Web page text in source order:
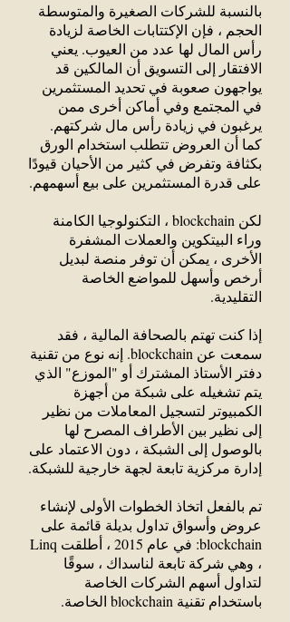
بالنسبة للشركات الصغيرة والمتوسطة
الحجم ، فإن الإكتتابات الخاصة لزيادة
رأس المال لها عدد من العيوب. يعني
الافتقار إلى التسويق أن المالكين قد
يواجهون صعوبة في تحديد المستثمرين
في المجتمع وفي أماكن أخرى ممن
يرغبون في زيادة رأس مال شركتهم.
كما أن العروض تتطلب استخدام الورق
بكثافة وتفرض في كثير من الأحيان قيودًا
على قدرة المستثمرين على بيع أسهمهم.
لكن blockchain ، التكنولوجيا الكامنة
وراء البيتكوين والعملات المشفرة
الأخرى ، يمكن أن توفر منصة لبديل
أرخص وأسهل للمواضع الخاصة
التقليدية.
إذا كنت تهتم بالصحافة المالية ، فقد
سمعت عن blockchain. إنه نوع من تقنية
دفتر الأستاذ المشترك أو "الموزع" الذي
يتم تشغيله على شبكة من أجهزة
الكمبيوتر لتسجيل المعاملات من نظير
إلى نظير بين الأطراف المصرح لها
بالوصول إلى الشبكة ، دون الاعتماد على
إدارة مركزية تابعة لجهة خارجية للشبكة.
تم بالفعل اتخاذ الخطوات الأولى لإنشاء
عروض وأسواق تداول بديلة قائمة على
blockchain: في عام 2015 ، أطلقت Linq
، وهي شركة تابعة لناسداك ، سوقًا
لتداول أسهم الشركات الخاصة
باستخدام تقنية blockchain الخاصة.